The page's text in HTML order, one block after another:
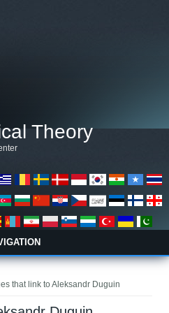
Theory
that link to Aleksandr Duguin